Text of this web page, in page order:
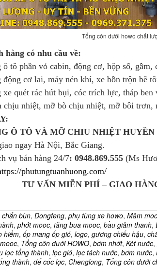
Tổng côn dưới howo chất
hàng có nhu cầu về:
ô tô phần vỏ cabin, động cơ, hộp số,
động cơ lai, máy nén khí, xe bồn trộn bê
xe quét rác hút bụi, cóc trích lực, tháp
chịu nhiệt, mỡ bò chịu nhiệt, mỡ bôi trơn,
Ô TÔ VÀ MỠ CHIU NHIỆT HUYỀN
ngay Hà Nội, Bắc Giang.
vụ bán hàng 24/7: 0948.869.555(Ms
phutungtuanhuong.com/
TƯ VẤN MIỄN PHÍ – GIAO
chắn bùn, Dongfeng, phụ tùng xe howo, Mâm
, phớt mooc, tăng bua mooc, bầu giảm thanh,
hiểm, ốp mang ốp gió, logo, gương chiếu hậu,
, Tổng côn dưới HOWO, bơm nhớt, Két nước,
lọc tổng thành, lọc gió, lọc tách nước, bơm nước,
thành, đế cốc lọc, Chenglong, Tổng côn dưới